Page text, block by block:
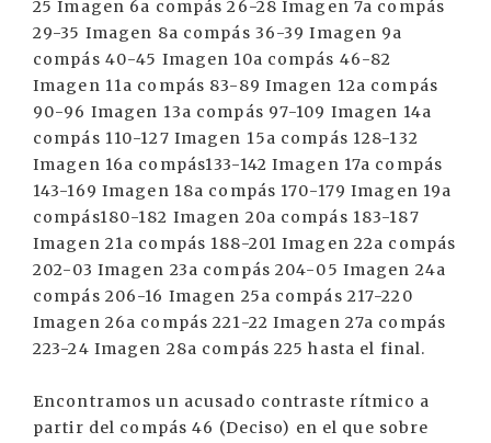
25 Imagen 6a compás 26-28 Imagen 7a compás
29-35 Imagen 8a compás 36-39 Imagen 9a
compás 40-45 Imagen 10a compás 46-82
Imagen 11a compás 83-89 Imagen 12a compás
90-96 Imagen 13a compás 97-109 Imagen 14a
compás 110-127 Imagen 15a compás 128-132
Imagen 16a compás133-142 Imagen 17a compás
143-169 Imagen 18a compás 170-179 Imagen 19a
compás180-182 Imagen 20a compás 183-187
Imagen 21a compás 188-201 Imagen 22a compás
202-03 Imagen 23a compás 204-05 Imagen 24a
compás 206-16 Imagen 25a compás 217-220
Imagen 26a compás 221-22 Imagen 27a compás
223-24 Imagen 28a compás 225 hasta el final.
Encontramos un acusado contraste rítmico a
partir del compás 46 (Deciso) en el que sobre